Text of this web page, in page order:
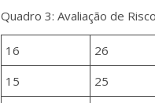
Quadro 3: Avaliação de Risco
16 26
15
25